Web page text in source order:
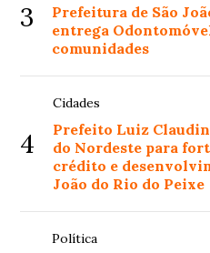
3
Prefeitura de São
entrega
comunidades
4
Cidades
Prefeito Luiz
do Nordeste para
crédito e
João do Rio do Peixe
Política